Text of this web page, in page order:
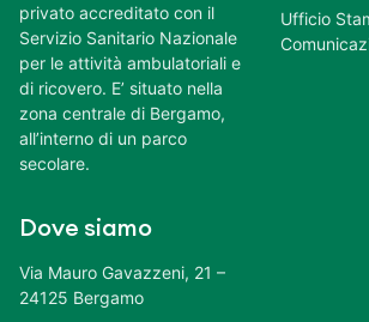
privato accreditato con il
Servizio Sanitario Nazionale
per le attività ambulatoriali e
di ricovero. E’ situato nella
zona centrale di Bergamo,
all’interno di un parco
secolare.
Dove siamo
Via Mauro Gavazzeni, 21 –
24125 Bergamo
Ufficio